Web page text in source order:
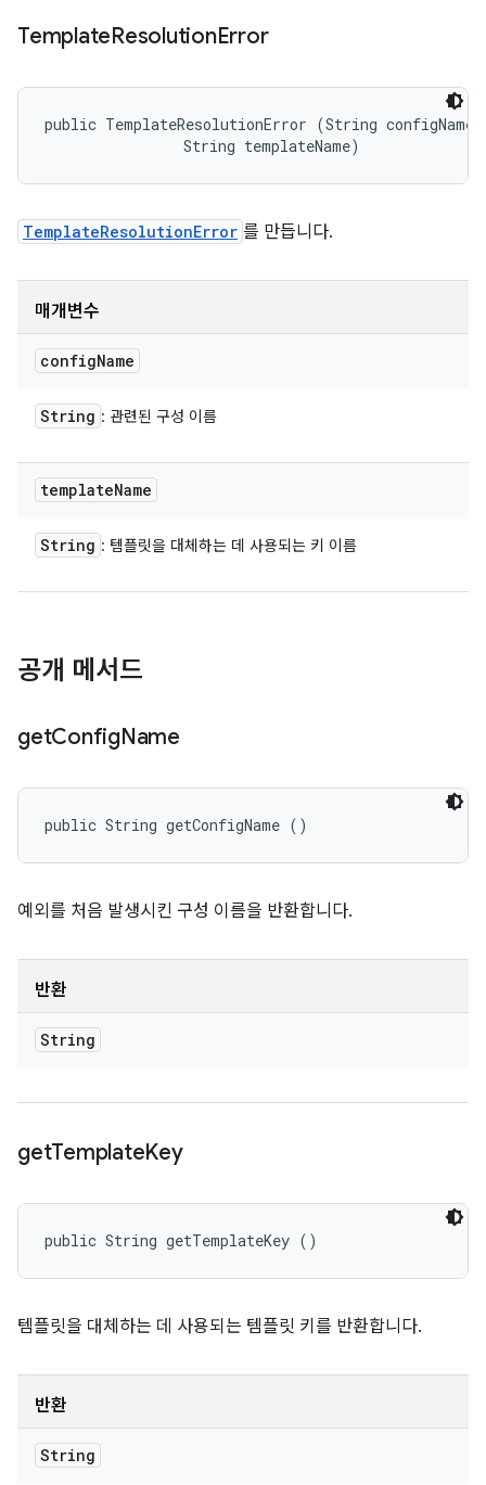
TemplateResolutionError
public TemplateResolutionError (String
                String templateName)
TemplateResolutionError 를 만듭니다.
매개변수
configName
String : 관련된 구성 이름
templateName
String : 템플릿을 대체하는 데 사용되는 키 이름
공개 메서드
getConfigName
public String getConfigName ()
예외를 처음 발생시킨 구성 이름을 반환합니다.
반환
String
getTemplateKey
public String getTemplateKey ()
템플릿을 대체하는 데 사용되는 템플릿 키를 반환합니다.
반환
String